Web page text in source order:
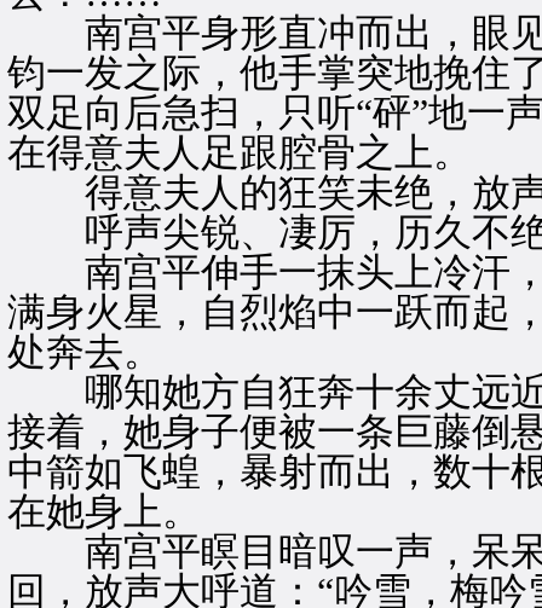
南宫平身形直冲而出，眼见
钧一发之际，他手掌突地挽住
双足向后急扫，只听“砰”地一
在得意夫人足跟腔骨之上。
得意夫人的狂笑未绝，放声
呼声尖锐、凄厉，历久不
南宫平伸手一抹头上冷汗，
满身火星，自烈焰中一跃而起
处奔去。
哪知她方自狂奔十余丈远近
接着，她身子便被一条巨藤倒
中箭如飞蝗，暴射而出，数十
在她身上。
南宫平瞑目暗叹一声，呆呆
回，放声大呼道：“吟雪，梅